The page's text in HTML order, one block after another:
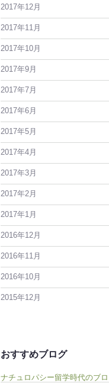
2017年12月
2017年11月
2017年10月
2017年9月
2017年7月
2017年6月
2017年5月
2017年4月
2017年3月
2017年2月
2017年1月
2016年12月
2016年11月
2016年10月
2015年12月
おすすめブログ
ナチュロパシー留学時代のブ